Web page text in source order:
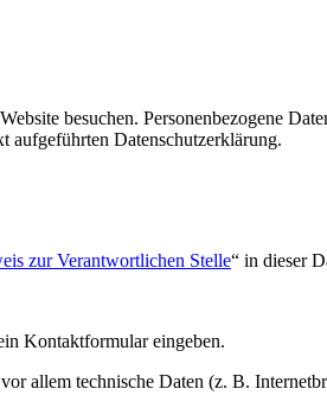
besuchen. Personenbezogene
aufgeführten Datenschutzerklärung.
zur Verantwortlichen Stelle“ in dieser
Kontaktformular eingeben.
allem technische Daten (z. B.